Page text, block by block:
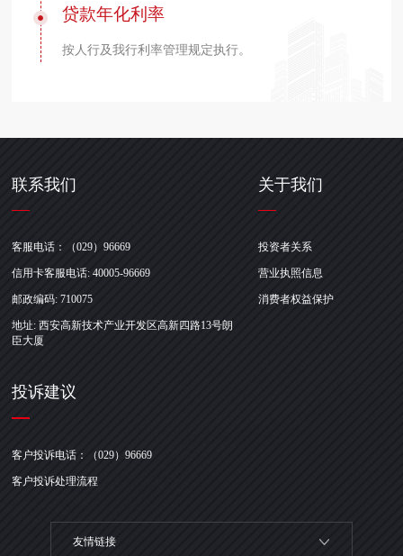
贷款年化利率
按人行及我行利率管理规定执行。
联系我们
客服电话：（029）96669
信用卡客服电话: 40005-96669
邮政编码: 710075
地址: 西安高新技术产业开发区高新四路13号朗
臣大厦
关于我们
投资者关系
营业执照信息
消费者权益保护
投诉建议
客户投诉电话：（029）96669
客户投诉处理流程
友情链接